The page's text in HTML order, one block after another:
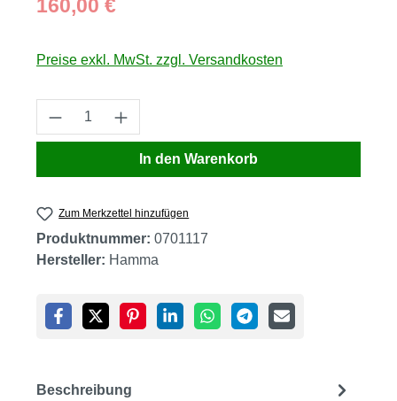
160,00 €
Preise exkl. MwSt. zzgl. Versandkosten
Produkt Anzahl: Gib den gewünschten
In den Warenkorb
Zum Merkzettel hinzufügen
Produktnummer: 0701117
Hersteller: Hamma
Beschreibung